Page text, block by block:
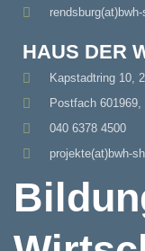
HAUS DER
Kapstadtring 10,
Postfach 601969,
040 6378 4500
projekte(at)bwh-